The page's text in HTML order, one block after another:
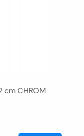
cm CHROM